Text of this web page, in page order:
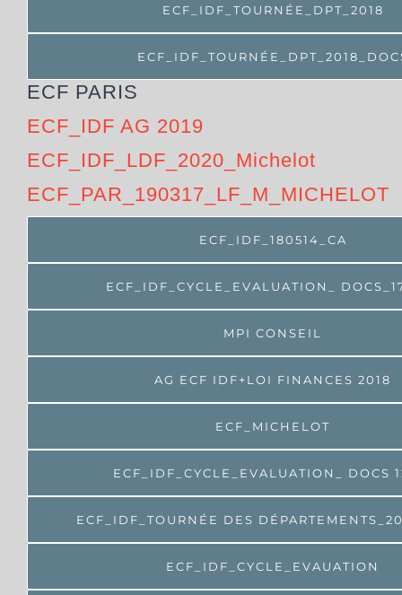
ECF_IDF_TOURNÉE_DPT_2018
ECF PARIS
ECF_IDF AG 2019
ECF_IDF_LDF_2020_Michelot
ECF_PAR_190317_LF_M_MICHELOT
ECF_IDF_180514_CA
ECF_IDF_CYCLE_EVALUATION_
MPI CONSEIL
AG ECF IDF+LOI FINANCES 2018
ECF_MICHELOT
ECF_IDF_CYCLE_EVALUATION_ DOCS
ECF_IDF_TOURNÉE DES
ECF_IDF_CYCLE_EVAUATION